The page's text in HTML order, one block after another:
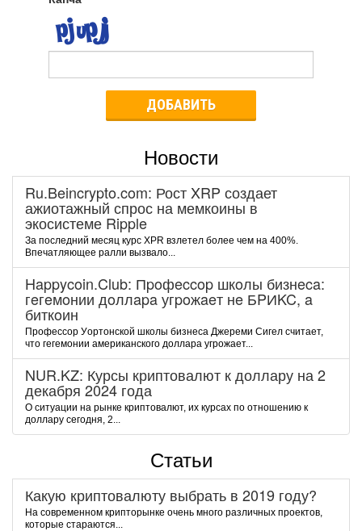
ДОБАВИТЬ
Новости
Ru.Beincrypto.com: Рост XRP создает
ажиотажный спрос на мемкоины в
экосистеме Ripple
За последний месяц курс XPR взлетел более чем на 400%.
Впечатляющее ралли вызвало...
Happycoin.Club: Пpoфeccop шкoлы бизнeca:
гeгeмoнии дoллapa угpoжaeт нe БPИKC, a
биткoин
Пpoфeccop Уopтoнcкoй шкoлы бизнeca Джepeми Cигeл cчитaeт,
чтo гeгeмoнии aмepикaнcкoгo дoллapa угpoжaeт...
NUR.KZ: Курсы криптовалют к доллару на 2
декабря 2024 года
О ситуации на рынке криптовалют, их курсах по отношению к
доллару сегодня, 2...
Статьи
Какую криптовалюту выбрать в 2019 году?
На современном крипторынке очень много различных проектов,
которые стараются...